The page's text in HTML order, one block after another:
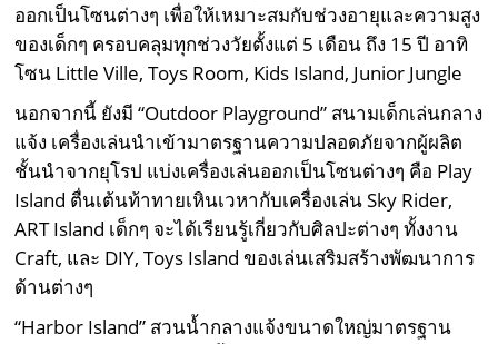
ออกเป็นโซนต่างๆ เพื่อให้เหมาะสมกับช่วงอายุและความสูง
ของเด็กๆ ครอบคลุมทุกช่วงวัยตั้งแต่ 5 เดือน ถึง 15 ปี อาทิ
โซน Little Ville, Toys Room, Kids Island, Junior Jungle
นอกจากนี้ ยังมี “Outdoor Playground” สนามเด็กเล่นกลาง
แจ้ง เครื่องเล่นนำเข้ามาตรฐานความปลอดภัยจากผู้ผลิต
ชั้นนำจากยุโรป แบ่งเครื่องเล่นออกเป็นโซนต่างๆ คือ Play
Island ตื่นเต้นท้าทายเหินเวหากับเครื่องเล่น Sky Rider,
ART Island เด็กๆ จะได้เรียนรู้เกี่ยวกับศิลปะต่างๆ ทั้งงาน
Craft, และ DIY, Toys Island ของเล่นเสริมสร้างพัฒนาการ
ด้านต่างๆ
“Harbor Island” สวนน้ำกลางแจ้งขนาดใหญ่มาตรฐาน